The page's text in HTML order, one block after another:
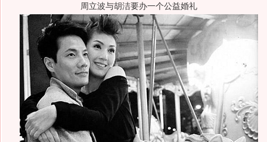
周立波与胡洁要办一个公益婚礼